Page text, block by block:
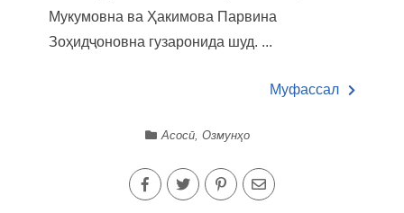
Мукумовна ва Ҳакимова Парвина
Зоҳидҷоновна гузаронида шуд. ...
Муфассал
Асосӣ, Озмунҳо